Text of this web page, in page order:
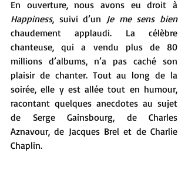
Happiness, suivi d’un Je me sens bien
chaudement applaudi. La célèbre
chanteuse, qui a vendu plus de 80
millions d’albums, n’a pas caché son
plaisir de chanter. Tout au long de la
soirée, elle y est allée tout en humour,
racontant quelques anecdotes au sujet
de Serge Gainsbourg, de Charles
Aznavour, de Jacques Brel et de Charlie
Chaplin.